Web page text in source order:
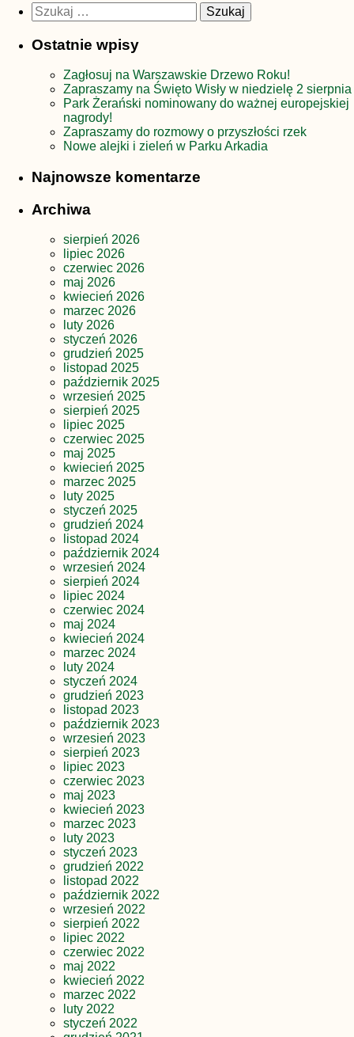
Szukaj:
Ostatnie wpisy
Zagłosuj na Warszawskie Drzewo Roku!
Zapraszamy na Święto Wisły w niedzielę 2 sierpnia
Park Żerański nominowany do ważnej europejskiej
nagrody!
Zapraszamy do rozmowy o przyszłości rzek
Nowe alejki i zieleń w Parku Arkadia
Najnowsze komentarze
Archiwa
sierpień 2026
lipiec 2026
czerwiec 2026
maj 2026
kwiecień 2026
marzec 2026
luty 2026
styczeń 2026
grudzień 2025
listopad 2025
październik 2025
wrzesień 2025
sierpień 2025
lipiec 2025
czerwiec 2025
maj 2025
kwiecień 2025
marzec 2025
luty 2025
styczeń 2025
grudzień 2024
listopad 2024
październik 2024
wrzesień 2024
sierpień 2024
lipiec 2024
czerwiec 2024
maj 2024
kwiecień 2024
marzec 2024
luty 2024
styczeń 2024
grudzień 2023
listopad 2023
październik 2023
wrzesień 2023
sierpień 2023
lipiec 2023
czerwiec 2023
maj 2023
kwiecień 2023
marzec 2023
luty 2023
styczeń 2023
grudzień 2022
listopad 2022
październik 2022
wrzesień 2022
sierpień 2022
lipiec 2022
czerwiec 2022
maj 2022
kwiecień 2022
marzec 2022
luty 2022
styczeń 2022